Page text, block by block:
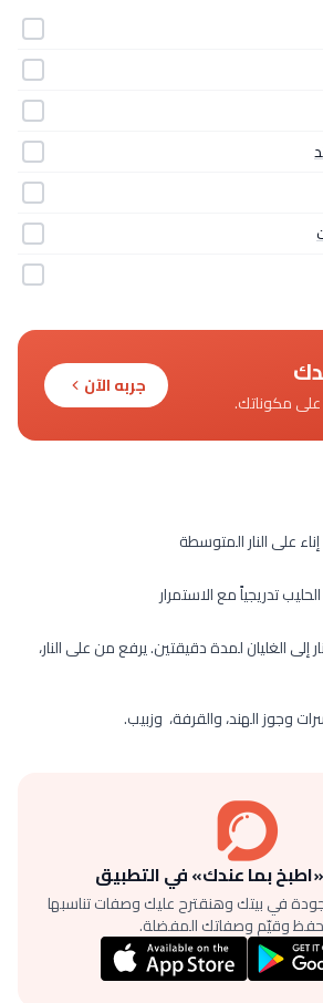
مكوناتك.
جربه الآن
على النار المتوسطة
تدريجياً مع الاستمرار
إلى الغليان لمدة دقيقتين. يرفع من على النار،
وجوز الهند، والقرفة، وزبيب.
بما عندك» في التطبيق
في بيتك وهنقترح عليك وصفات تناسبها
وقيّم وصفاتك المفضلة.